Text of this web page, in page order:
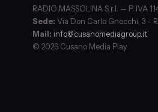
RADIO MASSOLINA S.r.l. — P. IVA
Sede: Via Don Carlo Gnocchi, 3 –
Mail: info@cusanomediagroup.it
© 2026 Cusano Media Play